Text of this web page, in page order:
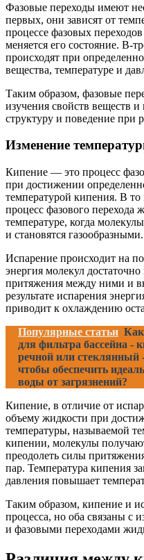
Фазовые переходы имеют
первых, они зависят от
процессе фазовых
меняется его состояние. В-
происходят при
вещества, температуре и
Таким образом, фазовые
изучения свойств веществ
структуру и поведение при
Изменение
Кипение — это процесс
при достижении
температурой кипения. В
процесс фазового перехода
температуре, когда
и становятся газообразными.
Испарение происходит на
энергия молекул
притяжения между ними и
результате испарения
приводит к охлаждению
Популярные статьи
для фильтра бассейна -
речной или стеклянный
чтобы обеспечить
воды от загрязнений?
Кипение, в отличие от
объему жидкости при
температуры, называемой
кипении, молекулы
преодолеть силы
пар. Температура кипения
давления повышает
Таким образом, кипение и
процесса, но оба связаны с
и фазовыми переходами